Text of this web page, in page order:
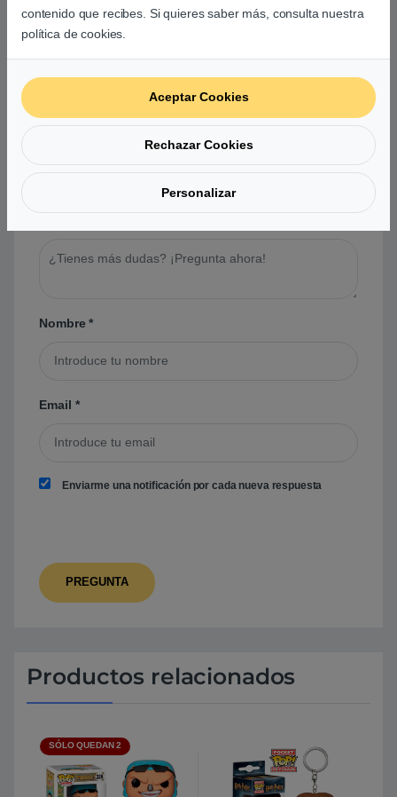
Preguntas y respuestas de los
usuarios sobre este producto
Nombre*
Email *
Enviarme una notificación por cada nueva respuesta
Productos relacionados
SÓLO QUEDAN 2
contenido que recibes. Si quieres saber más, consulta nuestra
política de cookies.
Aceptar Cookies
Rechazar Cookies
Personalizar